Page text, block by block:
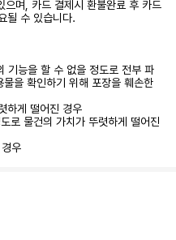
며, 카드 결제시 환불완료 후 카드
될 수 있습니다.
기능을 할 수 없을 정도로 전부 파
을 확인하기 위해 포장을 훼손한
하게 떨어진 경우
로 물건의 가치가 뚜렷하게 떨어진
우